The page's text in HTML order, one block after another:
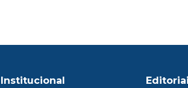
Institucional